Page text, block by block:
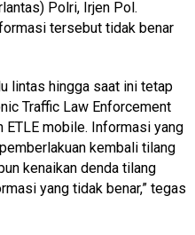
Polri, Irjen Pol.
tersebut tidak benar
lintas hingga saat ini tetap
Traffic Law Enforcement
ETLE mobile. Informasi yang
kembali tilang
kenaikan denda tilang
yang tidak benar,” tegas